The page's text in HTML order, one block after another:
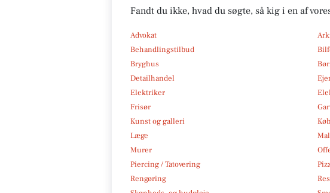
Fandt du ikke, hvad du søgte, så kig i en af
Advokat
Behandlingstilbud
Bryghus
Detailhandel
Elektriker
Frisør
Kunst og galleri
Læge
Murer
Piercing / Tatovering
Rengøring